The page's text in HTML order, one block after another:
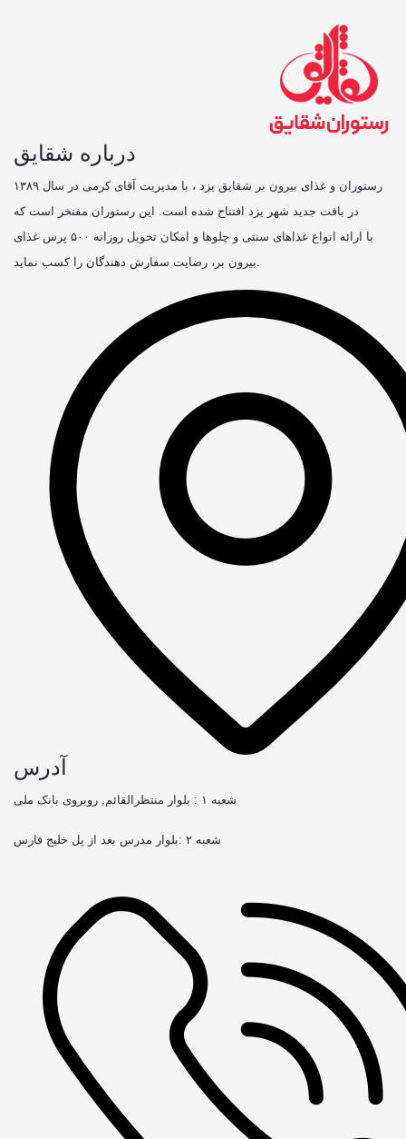
درباره شقایق
رستوران و غذای بیرون بر شقایق یزد ، با مدیریت آقای کرمی در سال ۱۳۸۹
در بافت جدید شهر یزد افتتاح شده است. این رستوران مفتخر است که
با ارائه انواع غذاهای سنتی و چلوها و امکان تحویل روزانه ۵۰۰ پرس غذای
بیرون بر، رضایت سفارش دهندگان را کسب نماید.
آدرس
شعبه ۱ : بلوار منتظرالقائم, روبروی بانک ملی
شعبه ۲ :بلوار مدرس بعد از پل خلیج فارس